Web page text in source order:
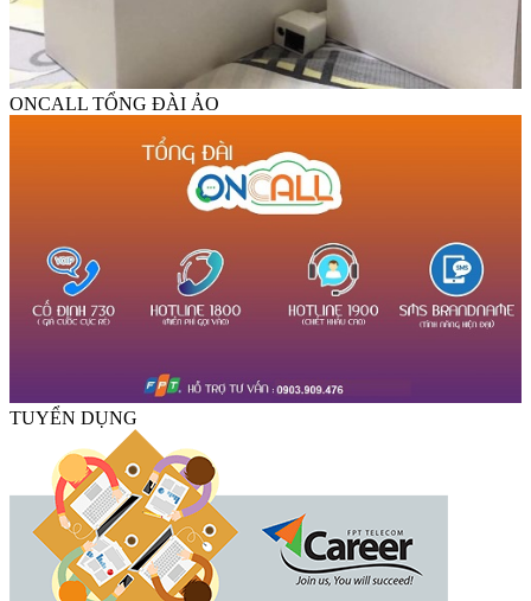
ONCALL TỔNG ĐÀI ẢO
TUYỂN DỤNG